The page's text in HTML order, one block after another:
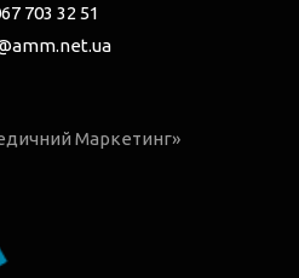
703 32 51
Маркетинг»